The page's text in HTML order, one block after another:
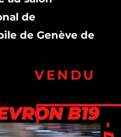
de
de Genève de
VENDU